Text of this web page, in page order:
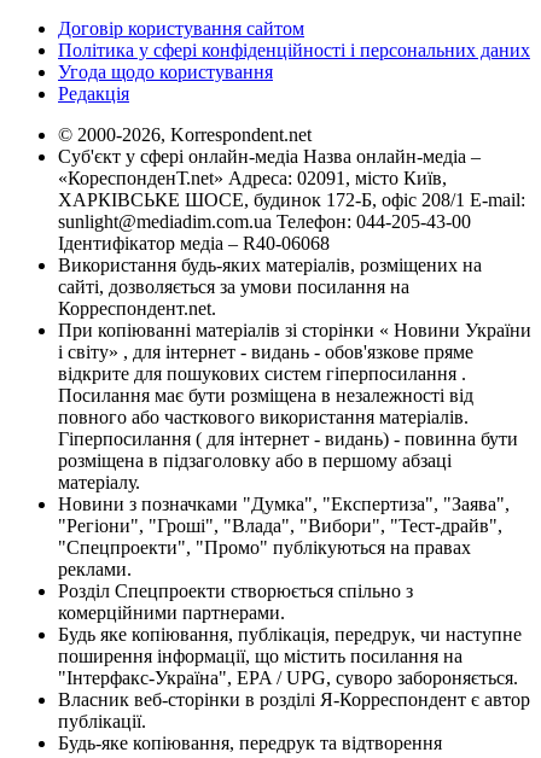
Договір користування сайтом
Політика у сфері конфіденційності і персональних даних
Угода щодо користування
Редакція
© 2000-2026, Korrespondent.net
Суб'єкт у сфері онлайн-медіа Назва онлайн-медіа –
«КореспонденТ.net» Адреса: 02091, місто Київ,
ХАРКІВСЬКЕ ШОСЕ, будинок 172-Б, офіс 208/1 E-mail:
sunlight@mediadim.com.ua Телефон: 044-205-43-00
Ідентифікатор медіа – R40-06068
Використання будь-яких матеріалів, розміщених на
сайті, дозволяється за умови посилання на
Корреспондент.net.
При копіюванні матеріалів зі сторінки « Новини України
і світу» , для інтернет - видань - обов'язкове пряме
відкрите для пошукових систем гіперпосилання .
Посилання має бути розміщена в незалежності від
повного або часткового використання матеріалів.
Гіперпосилання ( для інтернет - видань) - повинна бути
розміщена в підзаголовку або в першому абзаці
матеріалу.
Новини з позначками "Думка", "Експертиза", "Заява",
"Регіони", "Гроші", "Влада", "Вибори", "Тест-драйв",
"Спецпроекти", "Промо" публікуються на правах
реклами.
Розділ Спецпроекти створюється спільно з
комерційними партнерами.
Будь яке копіювання, публікація, передрук, чи наступне
поширення інформації, що містить посилання на
"Інтерфакс-Україна", EPA / UPG, суворо забороняється.
Власник веб-сторінки в розділі Я-Корреспондент є автор
публікації.
Будь-яке копіювання, передрук та відтворення